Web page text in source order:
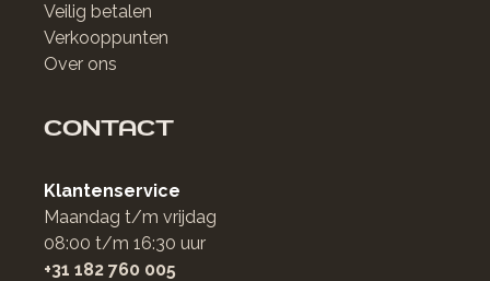
Veilig betalen
Verkooppunten
Over ons
CONTACT
Klantenservice
Maandag t/m vrijdag
08:00 t/m 16:30 uur
+31 182 760 005